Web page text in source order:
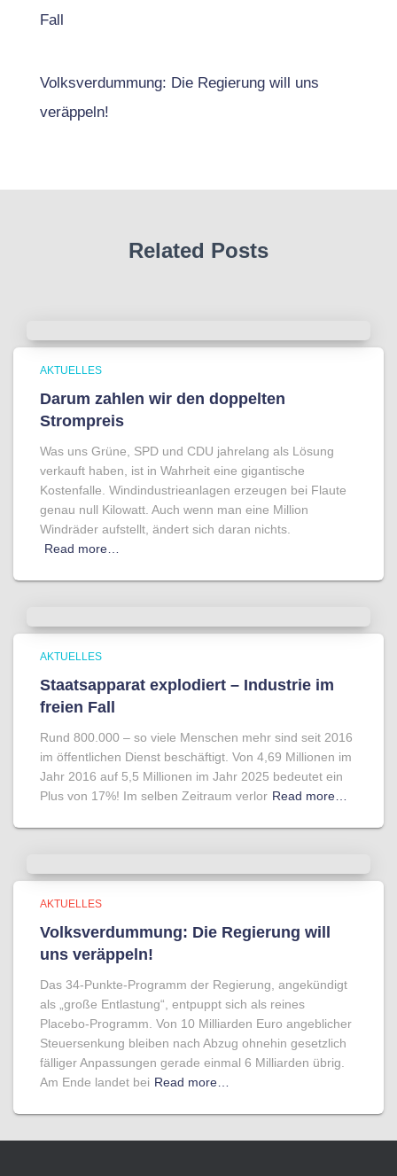
Fall
Volksverdummung: Die Regierung will uns
veräppeln!
Related Posts
AKTUELLES
Darum zahlen wir den doppelten
Strompreis
Was uns Grüne, SPD und CDU jahrelang als Lösung
verkauft haben, ist in Wahrheit eine gigantische
Kostenfalle. Windindustrieanlagen erzeugen bei Flaute
genau null Kilowatt. Auch wenn man eine Million
Windräder aufstellt, ändert sich daran nichts.
Read more…
AKTUELLES
Staatsapparat explodiert – Industrie im
freien Fall
Rund 800.000 – so viele Menschen mehr sind seit 2016
im öffentlichen Dienst beschäftigt. Von 4,69 Millionen im
Jahr 2016 auf 5,5 Millionen im Jahr 2025 bedeutet ein
Plus von 17%! Im selben Zeitraum verlor Read more…
AKTUELLES
Volksverdummung: Die Regierung will
uns veräppeln!
Das 34-Punkte-Programm der Regierung, angekündigt
als „große Entlastung“, entpuppt sich als reines
Placebo-Programm. Von 10 Milliarden Euro angeblicher
Steuersenkung bleiben nach Abzug ohnehin gesetzlich
fälliger Anpassungen gerade einmal 6 Milliarden übrig.
Am Ende landet bei Read more…